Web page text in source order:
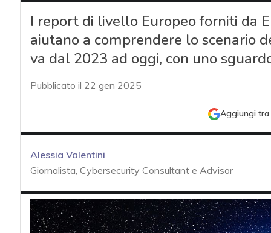
I report di livello Europeo forniti da
aiutano a comprendere lo scenario
va dal 2023 ad oggi, con uno
Pubblicato il 22 gen 2025
Aggiungi tra
Alessia Valentini
Giornalista, Cybersecurity Consultant e Advisor